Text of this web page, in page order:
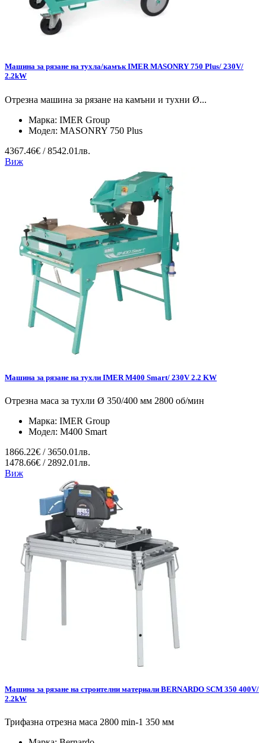
Машина за рязане на тухла/камък IMER MASONRY 750 Plus/ 230V/
2.2kW
Отрезна машина за рязане на камъни и тухни Ø...
Марка: IMER Group
Модел: MASONRY 750 Plus
4367.46€ / 8542.01лв.
Виж
Машина за рязане на тухли IMER M400 Smart/ 230V 2.2 KW
Отрезна маса за тухли Ø 350/400 мм 2800 об/мин
Марка: IMER Group
Модел: M400 Smart
1866.22€ / 3650.01лв.
1478.66€ / 2892.01лв.
Виж
Машина за рязане на строителни материали BERNARDO SCM 350 400V/
2.2kW
Трифазна отрезна маса 2800 min-1 350 мм